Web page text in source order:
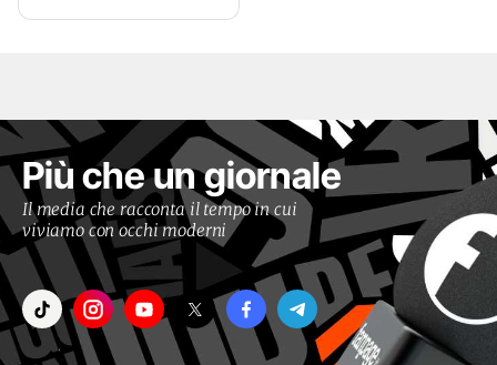
Più che un giornale
Il media che racconta il tempo in cui
viviamo con occhi moderni